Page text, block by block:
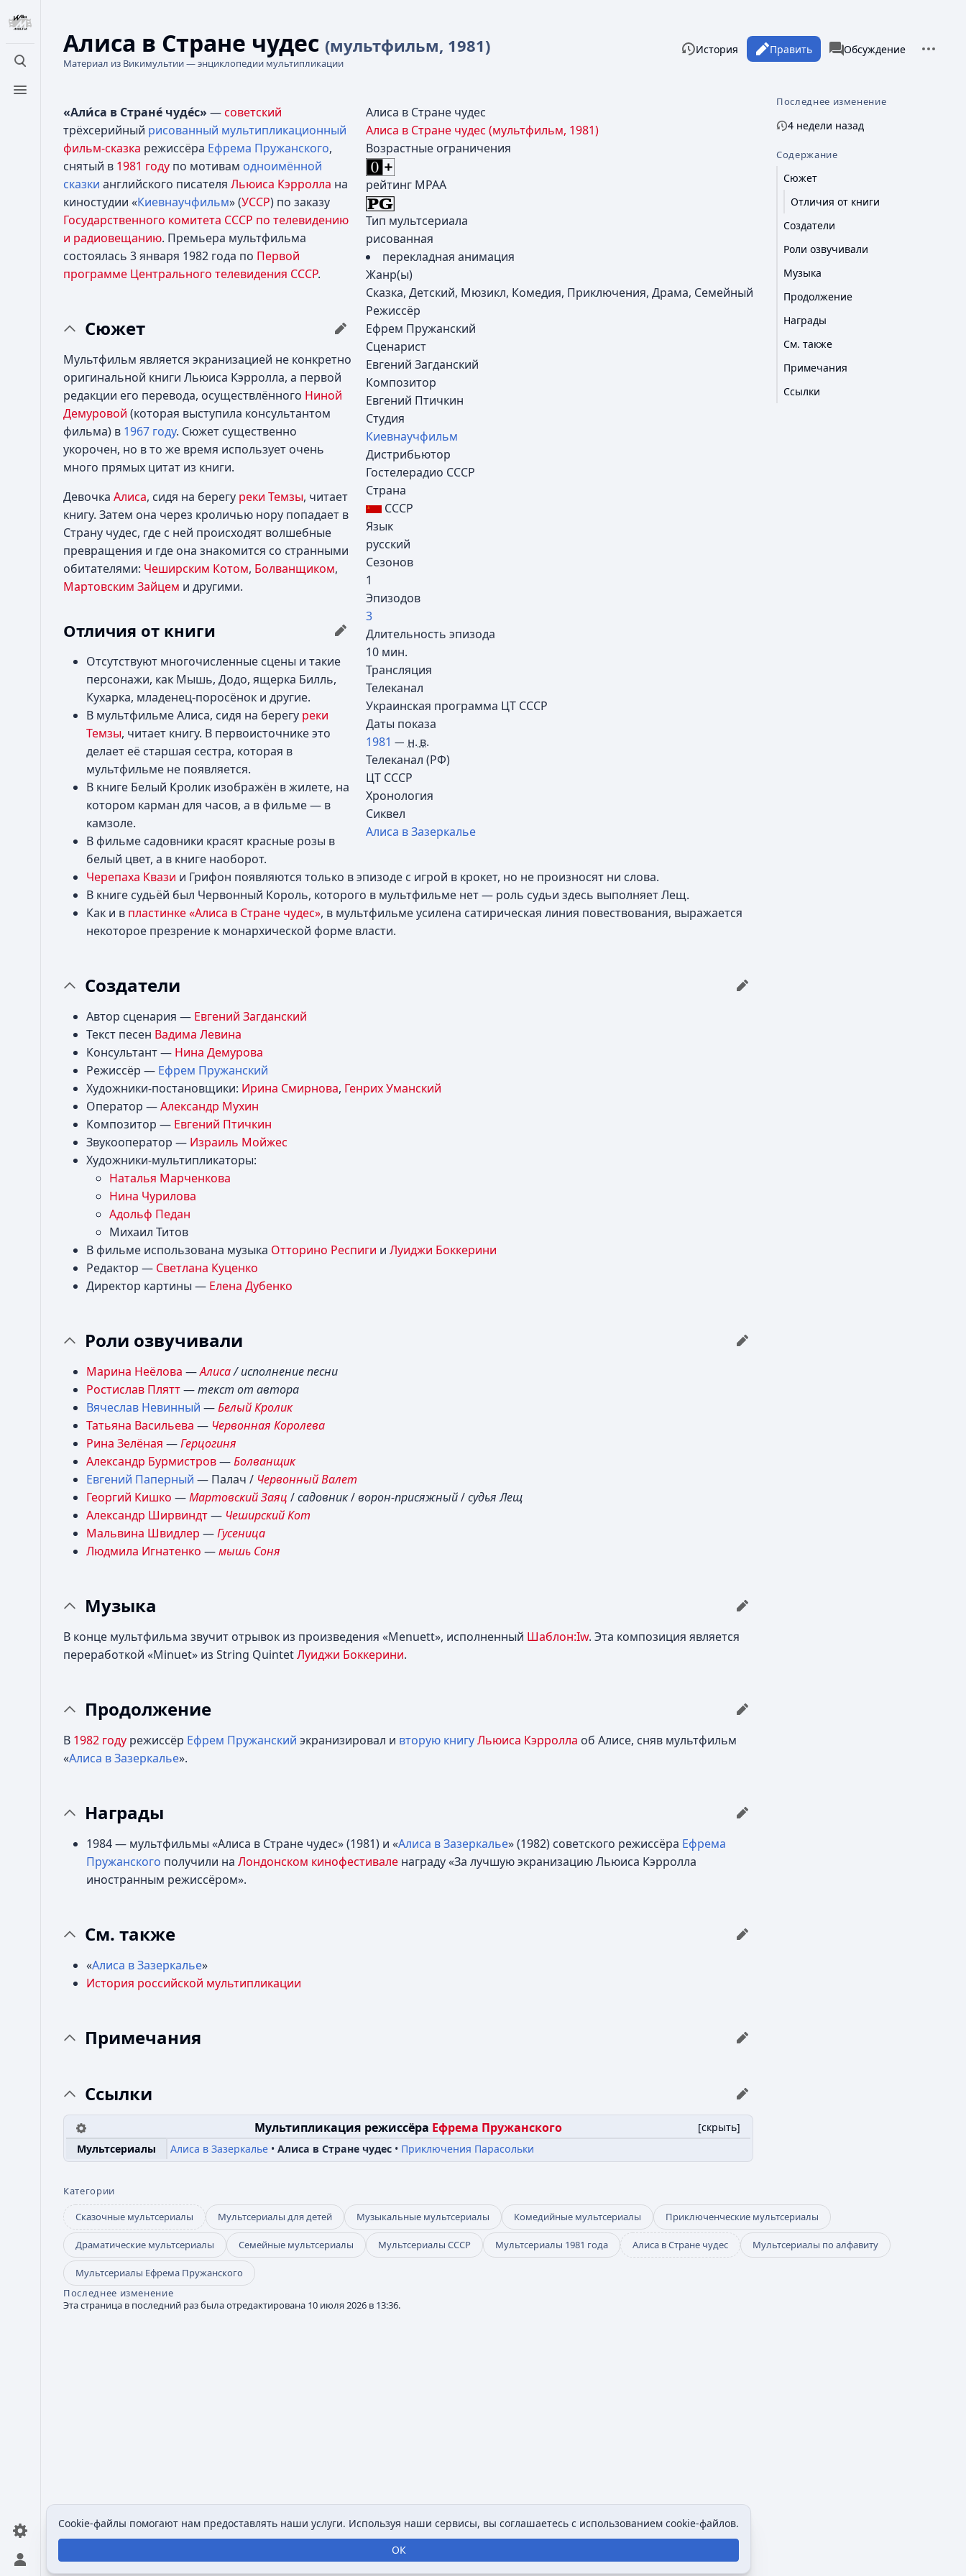
Открыть поиск
Открыть меню
Открыть персональное меню
Алиса в Стране чудес (мультфильм, 1981)
Материал из Викимультии — энциклопедии мультипликации
Просмотры
Читать Править
История associated-pages
Статья
Обсуждение
Алиса в Стране чудес
Алиса в Стране чудес (мультфильм, 1981)
Возрастные ограничения
рейтинг MPAA
Тип мультсериала
рисованная
перекладная анимация
Жанр(ы)
Сказка, Детский, Мюзикл, Комедия, Приключения, Драма, Семейный
Режиссёр
Ефрем Пружанский
Сценарист
Евгений Загданский
Композитор
Евгений Птичкин
Студия
Киевнаучфильм
Дистрибьютор
Гостелерадио СССР
Страна
СССР
Язык
русский
Сезонов
1
Эпизодов
3
Длительность эпизода
10 мин.
Трансляция
Телеканал
Украинская программа ЦТ СССР
Даты показа
1981 — н. в.
Телеканал (РФ)
ЦТ СССР
Хронология
Сиквел
Алиса в Зазеркалье
«Али́са в Стране́ чуде́с» —советский
трёхсерийный рисованный мультипликационный
фильм-сказка режиссёра Ефрема Пружанского,
снятый в 1981 году по мотивам одноимённой
сказки английского писателя Льюиса Кэрролла на
киностудии «Киевнаучфильм» (УССР) по заказу
Государственного комитета СССР по телевидению
и радиовещанию. Премьера мультфильма
состоялась 3 января 1982 года по Первой
программе Центрального телевидения СССР.
Сюжет
Мультфильм является экранизацией не конкретно
оригинальной книги Льюиса Кэрролла, а первой
редакции его перевода, осуществлённого Ниной
Демуровой (которая выступила консультантом
фильма) в 1967 году. Сюжет существенно
укорочен, но в то же время использует очень
много прямых цитат из книги.
Девочка Алиса, сидя на берегу реки Темзы, читает
книгу. Затем она через кроличью нору попадает в
Страну чудес, где с ней происходят волшебные
превращения и где она знакомится со странными
обитателями: Чеширским Котом, Болванщиком,
Мартовским Зайцем и другими.
Отличия от книги
Отсутствуют многочисленные сцены и такие
персонажи, как Мышь, Додо, ящерка Билль,
Кухарка, младенец-поросёнок и другие.
В мультфильме Алиса, сидя на берегу реки
Темзы, читает книгу. В первоисточнике это
делает её старшая сестра, которая в
мультфильме не появляется.
В книге Белый Кролик изображён в жилете, на
котором карман для часов, а в фильме — в
камзоле.
В фильме садовники красят красные розы в
белый цвет, а в книге наоборот.
Черепаха Квази и Грифон появляются только в эпизоде с игрой в крокет, но не произносят ни слова.
В книге судьёй был Червонный Король, которого в мультфильме нет — роль судьи здесь выполняет Лещ.
Как и в пластинке «Алиса в Стране чудес», в мультфильме усилена сатирическая линия повествования, выражается
некоторое презрение к монархической форме власти.
Создатели
Автор сценария — Евгений Загданский
Текст песен Вадима Левина
Консультант — Нина Демурова
Режиссёр — Ефрем Пружанский
Художники-постановщики: Ирина Смирнова, Генрих Уманский
Оператор —Александр Мухин
Композитор — Евгений Птичкин
Звукооператор — Израиль Мойжес
Художники-мультипликаторы:
Наталья Марченкова
Нина Чурилова
Адольф Педан
Михаил Титов
В фильме использована музыка Отторино Респиги и Луиджи Боккерини
Редактор — Светлана Куценко
Директор картины — Елена Дубенко
Роли озвучивали
Марина Неёлова —Алиса/ исполнение песни
Ростислав Плятт—текст от автора
Вячеслав Невинный —Белый Кролик
Татьяна Васильева — Червонная Королева
Рина Зелёная —Герцогиня
Александр Бурмистров—Болванщик
Евгений Паперный — Палач / Червонный Валет
Георгий Кишко —Мартовский Заяц /садовник/ворон-присяжный/судья Лещ
Александр Ширвиндт— Чеширский Кот
Мальвина Швидлер —Гусеница
Людмила Игнатенко —мышь Соня
Музыка
В конце мультфильма звучит отрывок из произведения «Menuett», исполненный Шаблон:Iw. Эта композиция является
переработкой «Minuet» из String QuintetЛуиджи Боккерини.
Продолжение
В 1982 году режиссёр Ефрем Пружанский экранизировал и вторую книгуЛьюиса Кэрролла об Алисе, сняв мультфильм
«Алиса в Зазеркалье».
Награды
1984 — мультфильмы «Алиса в Стране чудес» (1981) и «Алиса в Зазеркалье» (1982) советского режиссёра Ефрема
Пружанского получили на Лондонском кинофестивале награду «За лучшую экранизацию Льюиса Кэрролла
иностранным режиссёром».
См. также
«Алиса в Зазеркалье»
История российской мультипликации
Примечания
Ссылки
[скрыть]
Мультипликация режиссёра Ефрема Пружанского
Мультсериалы Алиса в Зазеркалье Алиса в Стране чудес Приключения Парасольки
Последнее изменение
4 недели назад
Содержание
Сюжет
Отличия от книги
Создатели
Роли озвучивали
Музыка
Продолжение
Награды
См. также
Примечания
Ссылки
Категории
Сказочные мультсериалы
Мультсериалы для детей Музыкальные мультсериалы Комедийные мультсериалы Приключенческие мультсериалы
Драматические мультсериалы Семейные мультсериалы Мультсериалы СССР Мультсериалы 1981 года Алиса в Стране чудес Мультсериалы по алфавиту
Мультсериалы Ефрема Пружанского
Последнее изменение
Эта страница в последний раз была отредактирована 10 июля 2026 в 13:36.
Cookie-файлы помогают нам предоставлять наши услуги. Используя наши сервисы, вы соглашаетесь с использованием cookie-файлов.
ОК